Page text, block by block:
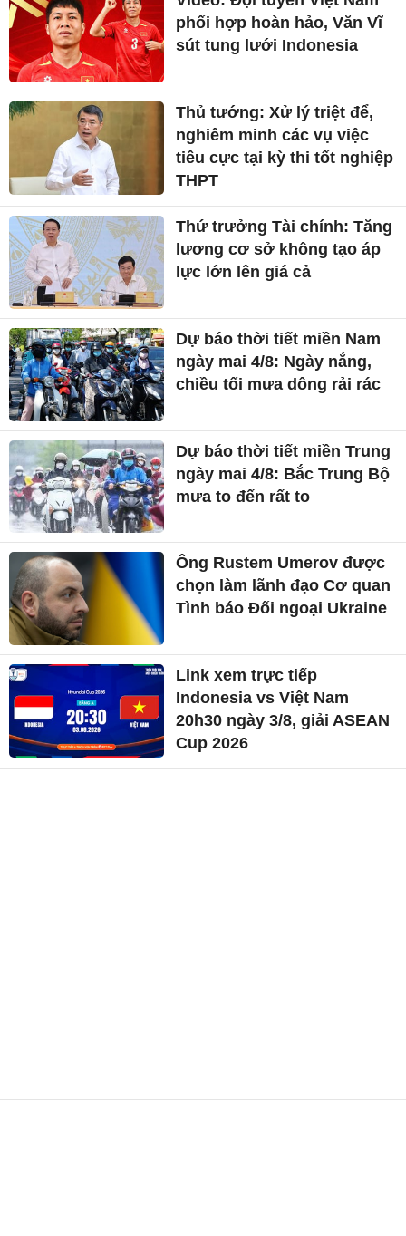
phối hợp hoàn hảo, Văn Vĩ
sút tung lưới Indonesia
Thủ tướng: Xử lý triệt để,
nghiêm minh các vụ việc
tiêu cực tại kỳ thi tốt nghiệp
THPT
Thứ trưởng Tài chính: Tăng
lương cơ sở không tạo áp
lực lớn lên giá cả
Dự báo thời tiết miền Nam
ngày mai 4/8: Ngày nắng,
chiều tối mưa dông rải rác
Dự báo thời tiết miền Trung
ngày mai 4/8: Bắc Trung Bộ
mưa to đến rất to
Ông Rustem Umerov được
chọn làm lãnh đạo Cơ quan
Tình báo Đối ngoại Ukraine
Link xem trực tiếp
Indonesia vs Việt Nam
20h30 ngày 3/8, giải ASEAN
Cup 2026